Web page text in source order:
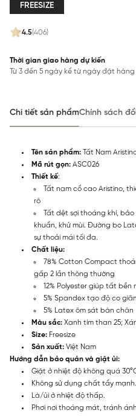
4.5(406)
FREESIZE
Thời gian giao hàng dự kiến
Từ 3 đến 5 ngày kể từ ngày đặt hàng
Chi tiết sản phẩmChính sách
Tên sản phẩm: Tất Nam
Mã rút gọn: ASC026
Thiết kế:
Tất nam cổ cao Aristino,
rô
Tất dệt sợi thoáng khí,
khuẩn, khử mùi. Đường bo
sự thoải mái tối đa.
Chất liệu:
78% Cotton Compact
gấp 2 lần thông thường
12% Polyester giúp tất
5% Spandex tạo độ co
5% Latex ôm sát bàn chân
Màu sắc: Xanh tím than 25;
Size: Freesize
Sản xuất: Việt Nam
Hướng dẫn bảo quản và giặt ủi:
Giặt ở nhiệt độ không quá
Không sử dụng chất tẩy mạnh.
Là/ủi ở nhiệt độ thấp.
Phơi nơi thoáng mát, tránh